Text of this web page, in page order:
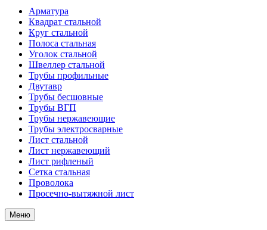
Арматура
Квадрат стальной
Круг стальной
Полоса стальная
Уголок стальной
Швеллер стальной
Трубы профильные
Двутавр
Трубы бесшовные
Трубы ВГП
Трубы нержавеющие
Трубы электросварные
Лист стальной
Лист нержавеющий
Лист рифленый
Сетка стальная
Проволока
Просечно-вытяжной лист
Меню